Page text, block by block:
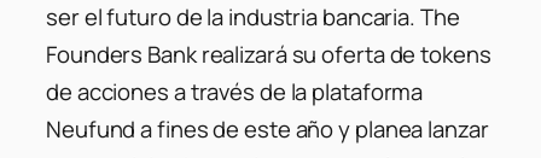
ser el futuro de la industria bancaria. The
Founders Bank realizará su oferta de tokens
de acciones a través de la plataforma
Neufund a fines de este año y planea lanzar